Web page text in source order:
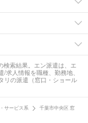
検索結果。エン派遣は、エ
求人情報を職種、勤務地、
リの派遣（窓口・ショール
サービス系
千葉市中央区 窓